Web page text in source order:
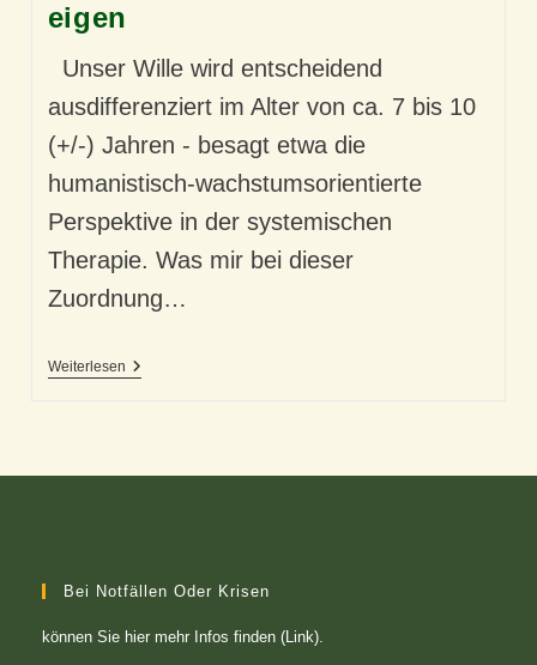
eigen
Unser Wille wird entscheidend
ausdifferenziert im Alter von ca. 7 bis 10
(+/-) Jahren - besagt etwa die
humanistisch-wachstumsorientierte
Perspektive in der systemischen
Therapie. Was mir bei dieser
Zuordnung…
WeiterlesenUnser
Bei Notfällen Oder Krisen
können Sie hier mehr Infos finden (Link).